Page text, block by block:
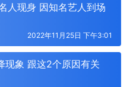
人现身 因知名艺人到场
2022年11月25日 下午3:01
现象 跟这2个原因有关